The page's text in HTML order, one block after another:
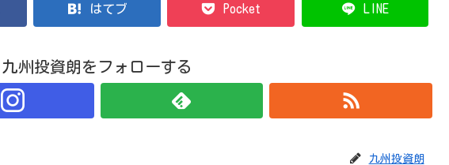
はてブ Pocket LINE
九州投資朗をフォローする
九州投資朗